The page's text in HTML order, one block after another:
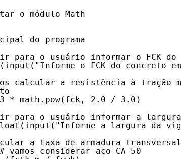
o módulo Math
do programa
para o usuário informar o FCK do
o FCK do concreto
calcular a resistência à tração
* math.pow(fck, 2.0 / 3.0)
para o usuário informar a largura
a largura da
a taxa de armadura transversal
vamos considerar aço CA 50